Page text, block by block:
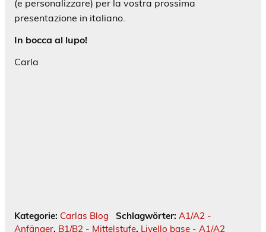
(e personalizzare) per la vostra prossima
presentazione in italiano.
In bocca al lupo!
Carla
Kategorie: Carlas Blog Schlagwörter: A1/A2 -
Anfänger, B1/B2 - Mittelstufe, Livello base - A1/A2